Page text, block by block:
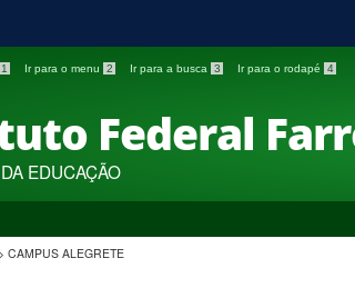
1 Ir para o menu 2 Ir para a busca 3 Ir para o rodapé 4
Federal
EDUCAÇÃO
> CAMPUS ALEGRETE